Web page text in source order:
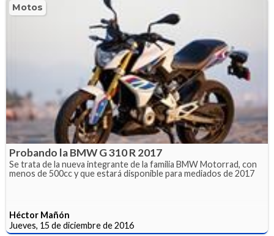
Motos
Probando la BMW G 310 R 2017
Se trata de la nueva integrante de la familia BMW Motorrad, con
menos de 500cc y que estará disponible para mediados de 2017
Héctor Mañón
Jueves, 15 de diciembre de 2016